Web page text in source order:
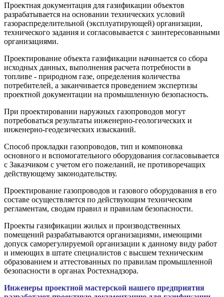
Проектная документация для газификации объектов
разрабатывается на основании технических условий
газораспределительной (эксплуатирующей) организации,
технического задания и согласовывается с заинтересованными
организациями.
Проектирование объекта газификации начинается со сбора
исходных данных, выполнения расчета потребности в
топливе - природном газе, определения количества
потребителей, а заканчивается проведением экспертизы
проектной документации на промышленную безопасность.
При проектировании наружных газопроводов могут
потребоваться результаты инженерно-геологических и
инженерно-геодезических изысканий.
Способ прокладки газопроводов, тип и компоновка
основного и вспомогательного оборудования согласовывается
с Заказчиком с учетом его пожеланий, не противоречащих
действующему законодательству.
Проектирование газопроводов и газового оборудования в его
составе осуществляется по действующим техническим
регламентам, сводам правил и правилам безопасности.
Проекты газификации жилых и производственных
помещений разрабатываются организациями, имеющими
допуск саморегулируемой организации к данному виду работ
и имеющих в штате специалистов с высшем техническим
образованием и аттестованных по правилам промышленной
безопасности в органах Ростехнадзора.
Инженеры проектной мастерской нашего предприятия